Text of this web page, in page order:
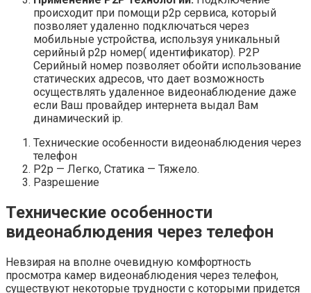
происходит при помощи p2p сервиса, который
позволяет удаленно подключаться через
мобильные устройства, используя уникальный
серийный p2p номер( идентификатор). P2P
Серийный номер позволяет обойти использование
статических адресов, что дает возможность
осуществлять удаленное видеонаблюдение даже
если Ваш провайдер интернета выдал Вам
динамический ip.
Технические особенности видеонаблюдения через
телефон
P2p — Легко, Статика — Тяжело.
Разрешение
Технические особенности
видеонаблюдения через телефон
Невзирая на вполне очевидную комфортность
просмотра камер видеонаблюдения через телефон,
существуют некоторые трудности с которыми придется